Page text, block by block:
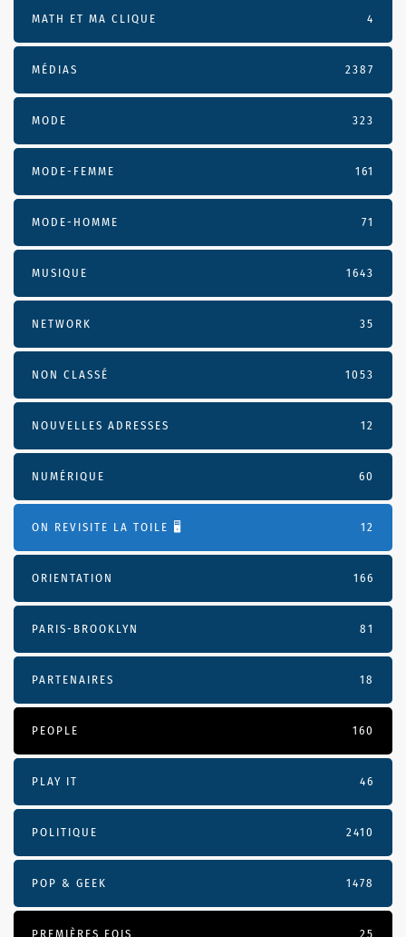
MATH ET MA CLIQUE 4
MÉDIAS 2387
MODE 323
MODE-FEMME 161
MODE-HOMME 71
MUSIQUE 1643
NETWORK 35
NON CLASSÉ 1053
NOUVELLES ADRESSES 12
NUMÉRIQUE 60
ON REVISITE LA TOILE 🖥️ 12
ORIENTATION 166
PARIS-BROOKLYN 81
PARTENAIRES 18
PEOPLE 160
PLAY IT 46
POLITIQUE 2410
POP & GEEK 1478
PREMIÈRES FOIS 25